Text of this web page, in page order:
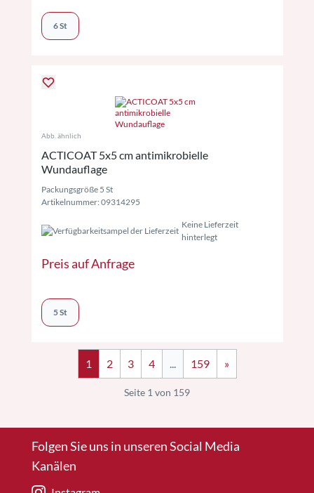
6 St
Abb. ähnlich
ACTICOAT 5x5 cm antimikrobielle
Wundauflage
Packungsgröße 5 St
Artikelnummer: 09314295
Keine Lieferzeit
hinterlegt
Preis auf Anfrage
5 St
1 2 3 4 ... 159 »
Seite 1 von 159
Folgen Sie uns in unseren Social Media
Kanälen